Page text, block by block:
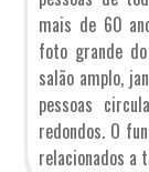
mais de 60
foto grande
salão amplo,
pessoas
redondos. O
relacionados a